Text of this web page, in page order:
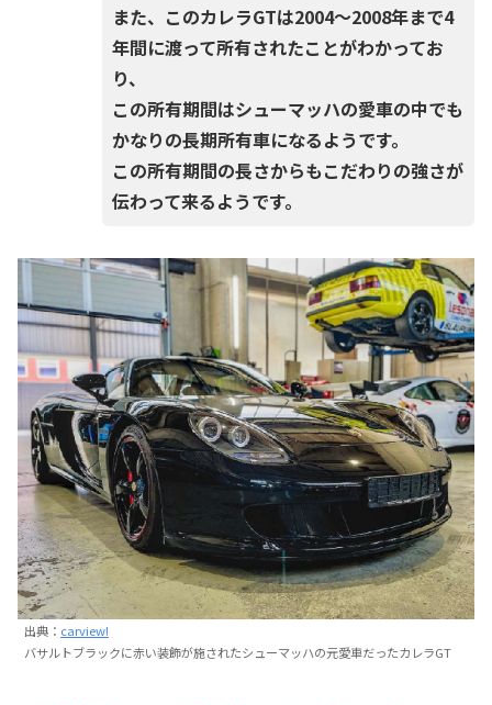
また、このカレラGTは2004～2008年まで4
年間に渡って所有されたことがわかってお
り、
この所有期間はシューマッハの愛車の中でも
かなりの長期所有車になるようです。
この所有期間の長さからもこだわりの強さが
伝わって来るようです。
出典： carview!
バサルトブラックに赤い装飾が施されたシューマッハの元愛車だったカレラGT